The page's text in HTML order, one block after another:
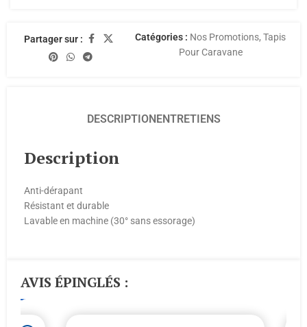
Partager sur : Catégories : Nos Promotions, Tapis
Pour Caravane
DESCRIPTIONENTRETIENS
Description
Anti-dérapant
Résistant et durable
Lavable en machine (30° sans essorage)
AVIS ÉPINGLÉS :